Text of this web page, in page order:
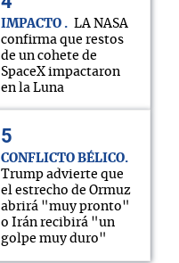
IMPACTO
LA NASA
confirma que restos
de un cohete de
SpaceX impactaron
en la Luna
CONFLICTO BÉLICO
Trump advierte que
el estrecho de Ormuz
abrirá "muy pronto"
o Irán recibirá "un
golpe muy duro"